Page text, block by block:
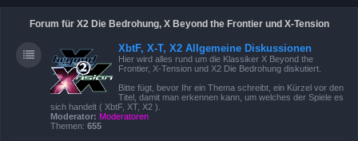
Forum für X2 Die Bedrohung, X Beyond the Frontier und X-Tension
XbtF, X-T, X2 Allgemeine Diskussionen
Hier wird alles rund um die Klassiker X Beyond the
Frontier, X-Tension und X2 Die Bedrohung diskutiert.
Bitte fügt, bevor Ihr ein Thema schreibt, ein Kürzel vor den
Titel, damit man erkennen kann, um welches der Spiele es
sich handelt ( XbtF, XT, X2 ).
Moderator: Moderatoren
Themen: 655